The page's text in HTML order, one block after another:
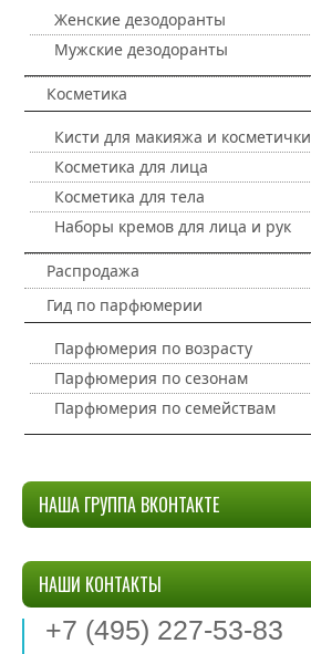
Женские дезодоранты
Мужские дезодоранты
Косметика
Кисти для макияжа и косметички
Косметика для лица
Косметика для тела
Наборы кремов для лица и рук
Распродажа
Гид по парфюмерии
Парфюмерия по возрасту
Парфюмерия по сезонам
Парфюмерия по семействам
НАША ГРУППА ВКОНТАКТЕ
НАШИ КОНТАКТЫ
+7 (495) 227-53-83